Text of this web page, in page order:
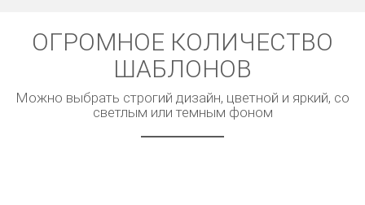
ОГРОМНОЕ КОЛИЧЕСТВО
ШАБЛОНОВ
Можно выбрать строгий дизайн, цветной и яркий, со
светлым или темным фоном